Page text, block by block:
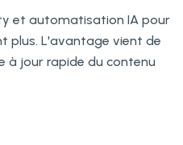
et automatisation IA pour
plus. L'avantage vient de
à jour rapide du contenu